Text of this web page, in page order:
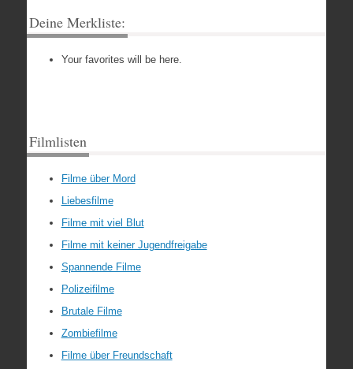
Deine Merkliste:
Your favorites will be here.
Filmlisten
Filme über Mord
Liebesfilme
Filme mit viel Blut
Filme mit keiner Jugendfreigabe
Spannende Filme
Polizeifilme
Brutale Filme
Zombiefilme
Filme über Freundschaft